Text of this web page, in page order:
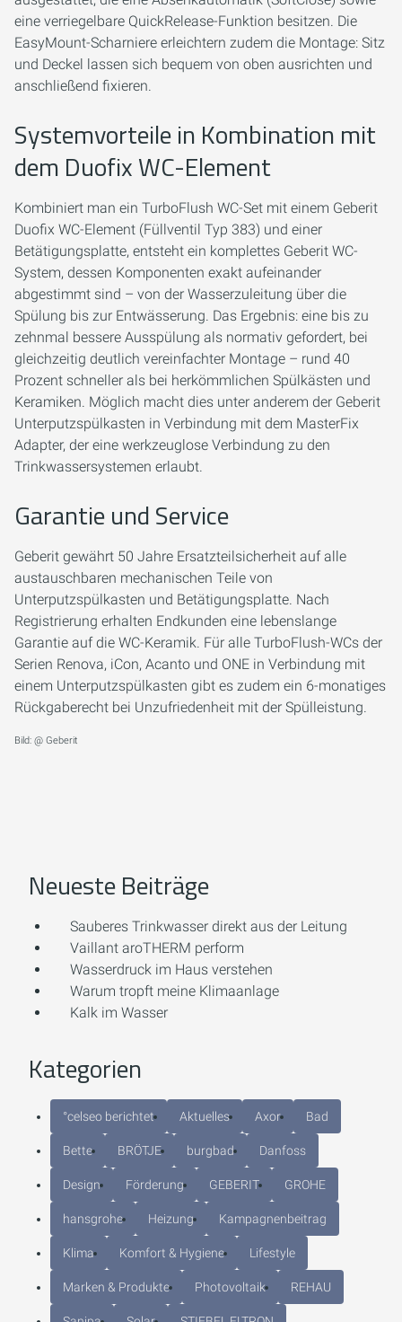
eine verriegelbare QuickRelease-Funktion besitzen. Die
EasyMount-Scharniere erleichtern zudem die Montage: Sitz
und Deckel lassen sich bequem von oben ausrichten und
anschließend fixieren.
Systemvorteile in Kombination mit
dem Duofix WC-Element
Kombiniert man ein TurboFlush WC-Set mit einem Geberit
Duofix WC-Element (Füllventil Typ 383) und einer
Betätigungsplatte, entsteht ein komplettes Geberit WC-
System, dessen Komponenten exakt aufeinander
abgestimmt sind – von der Wasserzuleitung über die
Spülung bis zur Entwässerung. Das Ergebnis: eine bis zu
zehnmal bessere Ausspülung als normativ gefordert, bei
gleichzeitig deutlich vereinfachter Montage – rund 40
Prozent schneller als bei herkömmlichen Spülkästen und
Keramiken. Möglich macht dies unter anderem der Geberit
Unterputzspülkasten in Verbindung mit dem MasterFix
Adapter, der eine werkzeuglose Verbindung zu den
Trinkwassersystemen erlaubt.
Garantie und Service
Geberit gewährt 50 Jahre Ersatzteilsicherheit auf alle
austauschbaren mechanischen Teile von
Unterputzspülkasten und Betätigungsplatte. Nach
Registrierung erhalten Endkunden eine lebenslange
Garantie auf die WC-Keramik. Für alle TurboFlush-WCs der
Serien Renova, iCon, Acanto und ONE in Verbindung mit
einem Unterputzspülkasten gibt es zudem ein 6-monatiges
Rückgaberecht bei Unzufriedenheit mit der Spülleistung.
Bild: @ Geberit
Neueste Beiträge
Sauberes Trinkwasser direkt aus der Leitung
Vaillant aroTHERM perform
Wasserdruck im Haus verstehen
Warum tropft meine Klimaanlage
Kalk im Wasser
Kategorien
°celseo berichtet Aktuelles Axor Bad
Bette BRÖTJE burgbad Danfoss
Design Förderung GEBERIT GROHE
hansgrohe Heizung Kampagnenbeitrag
Klima Komfort & Hygiene Lifestyle
Marken & Produkte Photovoltaik REHAU